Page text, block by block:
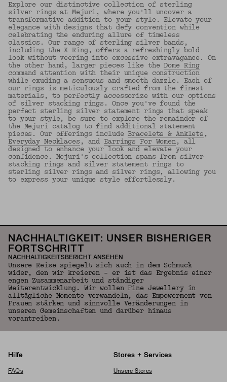
Explore our distinctive collection of sterling
silver rings at Mejuri, where you'll uncover a
transformative addition to your style. Elevate your
elegance with designs that defy convention while
celebrating the enduring allure of timeless
classics. Our range of sterling silver bands,
including theX Ring, offers a refreshingly bold
look without veering into excessive extravagance. On
the other hand, larger pieces like theDome Ring
command attention with their unique construction
while exuding a sensuous and smooth dazzle. Each of
our rings is meticulously crafted from the finest
materials, to perfectly accessorize with our options
of silver stacking rings. Once you've found the
perfect sterling silver statement rings that speak
to your style, be sure to explore the remainder of
the Mejuri catalog to find additional statement
pieces. Our offerings includeBracelets & Anklets ,
Everyday Necklaces , and Earrings For Women, all
designed to enhance your look and elevate your
confidence. Mejuri's collection spans from silver
stacking rings and silver statement rings to
sterling silver rings and silver rings, allowing you
to express your unique style effortlessly.
NACHHALTIGKEIT: UNSER BISHERIGER
FORTSCHRITT
NACHHALTIGKEITSBERICHT ANSEHEN
Unsere Reise spiegelt sich auch in dem Schmuck
wider, den wir kreieren – er ist das Ergebnis einer
engen Zusammenarbeit und ständiger
Weiterentwicklung. Wir wollen Fine Jewellery in
alltägliche Momente verwandeln, das Empowerment von
Frauen stärken und sinnvolle Veränderungen in
unseren Gemeinschaften und darüber hinaus
vorantreiben.
Hilfe
FAQs
Stores + Services
Unsere Stores